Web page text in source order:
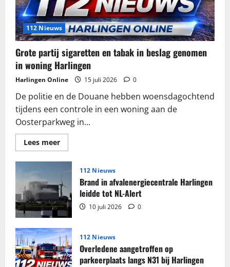
112 Nieuws
Grote partij sigaretten en tabak in beslag genomen
in woning Harlingen
Harlingen Online 15 juli 2026 0
De politie en de Douane hebben woensdagochtend
tijdens een controle in een woning aan de
Oosterparkweg in...
Lees meerLees
meer
Grote
sigaretten
en
tabak
in
beslag
genomen
in
woning
Harlingen
112 Nieuws
Brand in afvalenergiecentrale Harlingen
leidde tot NL-Alert
10 juli 2026 0
112 Nieuws
Overledene aangetroffen op
parkeerplaats langs N31 bij Harlingen